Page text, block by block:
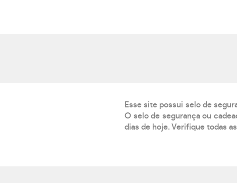
Esse site possui selo de
O selo de segurança ou
dias de hoje. Verifique todas